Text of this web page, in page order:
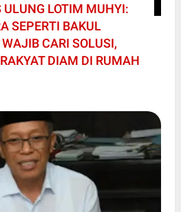
LOTIM MUHYI:
SEPERTI BAKUL
CARI SOLUSI,
DIAM DI RUMAH